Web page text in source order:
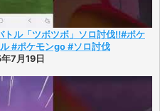
トル「ツボツボ」ソロ討伐‼️#ポケ
#ポケモンgo #ソロ討伐
7月19日